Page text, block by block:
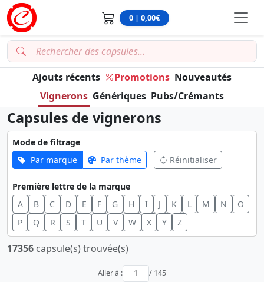
0 | 0,00€
Ajouts récents Promotions Nouveautés
Vignerons Génériques Pubs/Crémants
Capsules de vignerons
Mode de filtrage
Par marque
Par thème Réinitialiser
Première lettre de la marque
A
B C D E F G H I J K L M N
O
P
Q R S T U V W X Y Z
17356 capsule(s) trouvée(s)
Aller à : / 145